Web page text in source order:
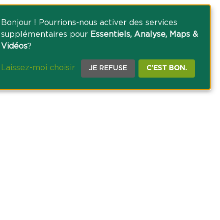
Bonjour ! Pourrions-nous activer des services
supplémentaires pour Essentiels, Analyse, Maps &
Vidéos?
Laissez-moi choisir JE REFUSE C'EST BON.